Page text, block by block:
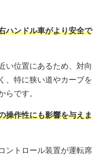
ハンドル車がより安全で
い位置にあるため、対向
、特に狭い道やカーブを
らです。
操作性にも影響を与えま
ントロール装置が運転席